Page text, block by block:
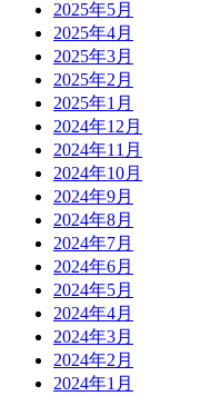
2025年5月
2025年4月
2025年3月
2025年2月
2025年1月
2024年12月
2024年11月
2024年10月
2024年9月
2024年8月
2024年7月
2024年6月
2024年5月
2024年4月
2024年3月
2024年2月
2024年1月